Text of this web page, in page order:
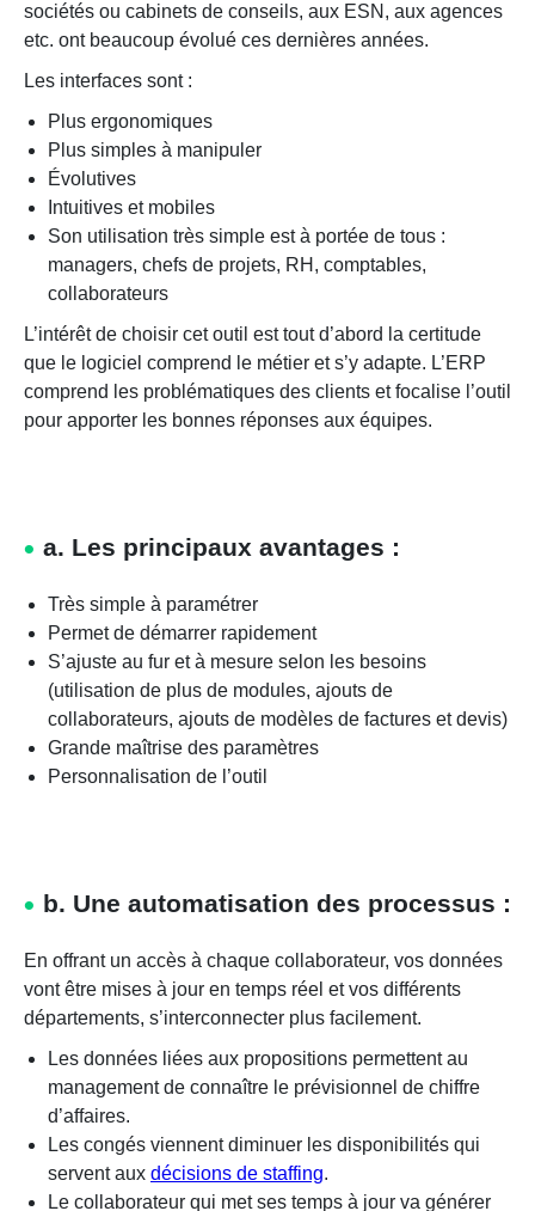
sociétés ou cabinets de conseils, aux ESN, aux agences
etc. ont beaucoup évolué ces dernières années.
Les interfaces sont :
Plus ergonomiques
Plus simples à manipuler
Évolutives
Intuitives et mobiles
Son utilisation très simple est à portée de tous :
managers, chefs de projets, RH, comptables,
collaborateurs
L’intérêt de choisir cet outil est tout d’abord la certitude
que le logiciel comprend le métier et s’y adapte. L’ERP
comprend les problématiques des clients et focalise l’outil
pour apporter les bonnes réponses aux équipes.
a. Les principaux avantages :
Très simple à paramétrer
Permet de démarrer rapidement
S’ajuste au fur et à mesure selon les besoins
(utilisation de plus de modules, ajouts de
collaborateurs, ajouts de modèles de factures et devis)
Grande maîtrise des paramètres
Personnalisation de l’outil
b. Une automatisation des processus :
En offrant un accès à chaque collaborateur, vos données
vont être mises à jour en temps réel et vos différents
départements, s’interconnecter plus facilement.
Les données liées aux propositions permettent au
management de connaître le prévisionnel de chiffre
d’affaires.
Les congés viennent diminuer les disponibilités qui
servent aux décisions de staffing.
Le collaborateur qui met ses temps à jour va générer